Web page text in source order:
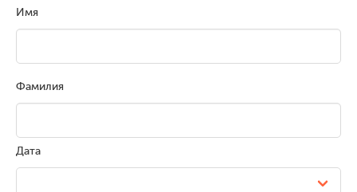
Имя
Фамилия
Дата